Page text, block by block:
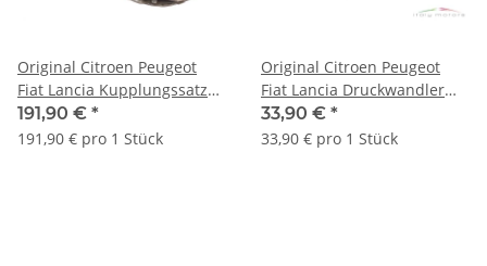
Original Citroen Peugeot
Fiat Lancia Kupplungssatz
Kupplung Satz Kit
1611271780
191,90 € *
191,90 € pro 1 Stück
Original Citroen Peugeot
Fiat Lancia Druckwandler
elektrisch pneumatisch
1618.HJ
33,90 € *
33,90 € pro 1 Stück